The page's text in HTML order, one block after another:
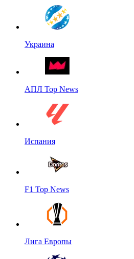
Украина
АПЛ Top News
Испания
F1 Top News
Лига Европы